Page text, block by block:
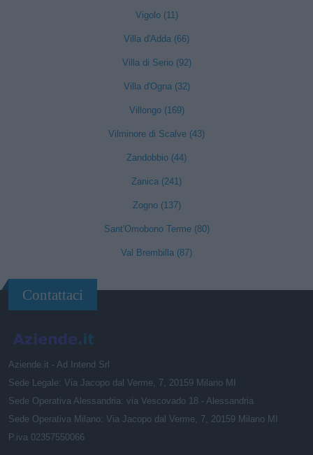
Vigolo (11)
Villa d'Adda (66)
Villa di Serio (92)
Villa d'Ogna (32)
Villongo (169)
Vilminore di Scalve (43)
Zandobbio (44)
Zanica (241)
Zogno (137)
Sant'Omobono Terme (80)
Val Brembilla (87)
Contattaci
Aziende.it - Ad Intend Srl
Sede Legale: Via Jacopo dal Verme, 7, 20159 Milano MI
Sede Operativa Alessandria: via Vescovado 18 - Alessandria
Sede Operativa Milano: Via Jacopo dal Verme, 7, 20159 Milano MI
P.iva 02357550066